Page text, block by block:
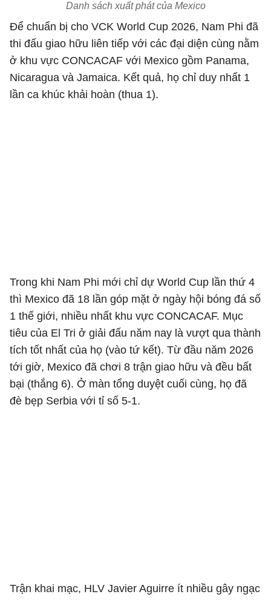
Danh sách xuất phát của Mexico
Để chuẩn bị cho VCK World Cup 2026, Nam Phi đã
thi đấu giao hữu liên tiếp với các đại diện cùng nằm
ở khu vực CONCACAF với Mexico gồm Panama,
Nicaragua và Jamaica. Kết quả, họ chỉ duy nhất 1
lần ca khúc khải hoàn (thua 1).
Trong khi Nam Phi mới chỉ dự World Cup lần thứ 4
thì Mexico đã 18 lần góp mặt ở ngày hội bóng đá số
1 thế giới, nhiều nhất khu vực CONCACAF. Mục
tiêu của El Tri ở giải đấu năm nay là vượt qua thành
tích tốt nhất của họ (vào tứ kết). Từ đầu năm 2026
tới giờ, Mexico đã chơi 8 trận giao hữu và đều bất
bại (thắng 6). Ở màn tổng duyệt cuối cùng, họ đã
đè bẹp Serbia với tỉ số 5-1.
Trận khai mạc, HLV Javier Aguirre ít nhiều gây ngạc